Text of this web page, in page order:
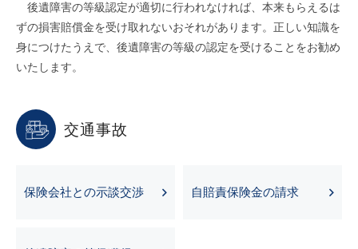
後遺障害の等級認定が適切に行われなければ、本来もらえるは
ずの損害賠償金を受け取れないおそれがあります。正しい知識を
身につけたうえで、後遺障害の等級の認定を受けることをお勧め
いたします。
交通事故
保険会社との示談交渉 自賠責保険金の請求